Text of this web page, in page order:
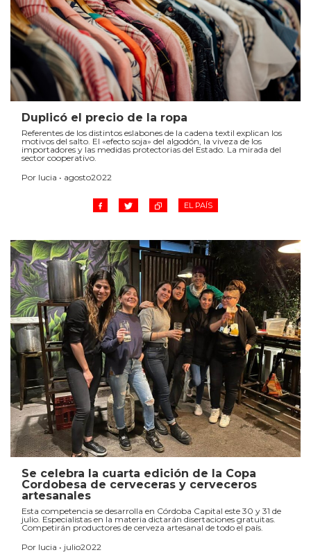
Duplicó el precio de la ropa
Referentes de los distintos eslabones de la cadena textil explican los
motivos del salto. El «efecto soja» del algodón, la viveza de los
importadores y las medidas protectorias del Estado. La mirada del
sector cooperativo.
Por lucia • agosto2022
EL PAÍS
Se celebra la cuarta edición de la Copa
Cordobesa de cerveceras y cerveceros
artesanales
Esta competencia se desarrolla en Córdoba Capital este 30 y 31 de
julio. Especialistas en la materia dictarán disertaciones gratuitas.
Competirán productores de cerveza artesanal de todo el país.
Por lucia • julio2022